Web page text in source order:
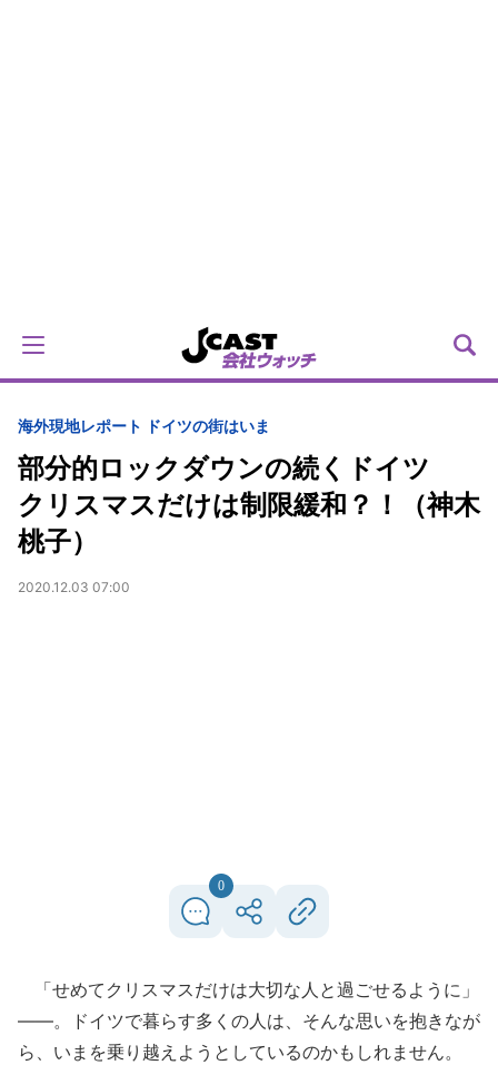
海外現地レポート ドイツの街はいま
部分的ロックダウンの続くドイツ
クリスマスだけは制限緩和？！（神木
桃子）
2020.12.03 07:00
0
「せめてクリスマスだけは大切な人と過ごせるように」
――。ドイツで暮らす多くの人は、そんな思いを抱きなが
ら、いまを乗り越えようとしているのかもしれません。